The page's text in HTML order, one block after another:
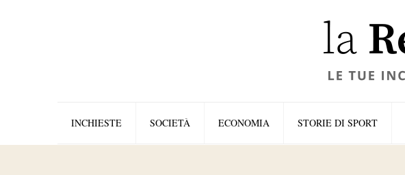
INCHIESTE SOCIETÀ ECONOMIA STORIE DI SPORT